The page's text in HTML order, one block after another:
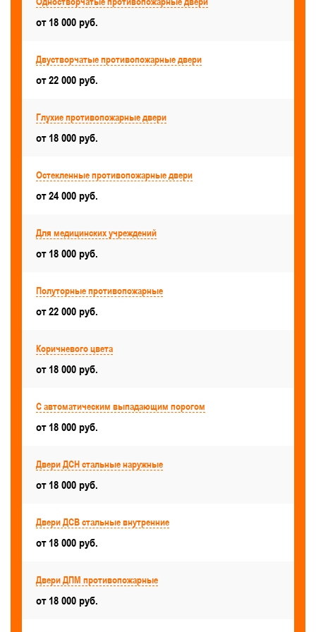
Для складских помещений Для серверной
Противопожарные двери с МДФ-панелями
Большие Для ангара
Для мест общего пользования
Антивандальные
Для общежитий
Для храма и церкви
С автоматическим выпадающим порогом
Полуторные противопожарные
В машинное отделение лифта, в шахту лифта
Для коммерческих объектов
С армированным стеклопакетом
Для дата-центров
Для аккумуляторной
от 18 000 руб.
Двустворчатые противопожарные двери
от 22 000 руб.
Глухие противопожарные двери
от 18 000 руб.
Остекленные противопожарные двери
от 24 000 руб.
Для медицинских учреждений
от 18 000 руб.
Полуторные противопожарные
от 22 000 руб.
Коричневого цвета
от 18 000 руб.
С автоматическим выпадающим порогом
от 18 000 руб.
Двери ДСН стальные наружные
от 18 000 руб.
Двери ДСВ стальные внутренние
от 18 000 руб.
Двери ДПМ противопожарные
от 18 000 руб.